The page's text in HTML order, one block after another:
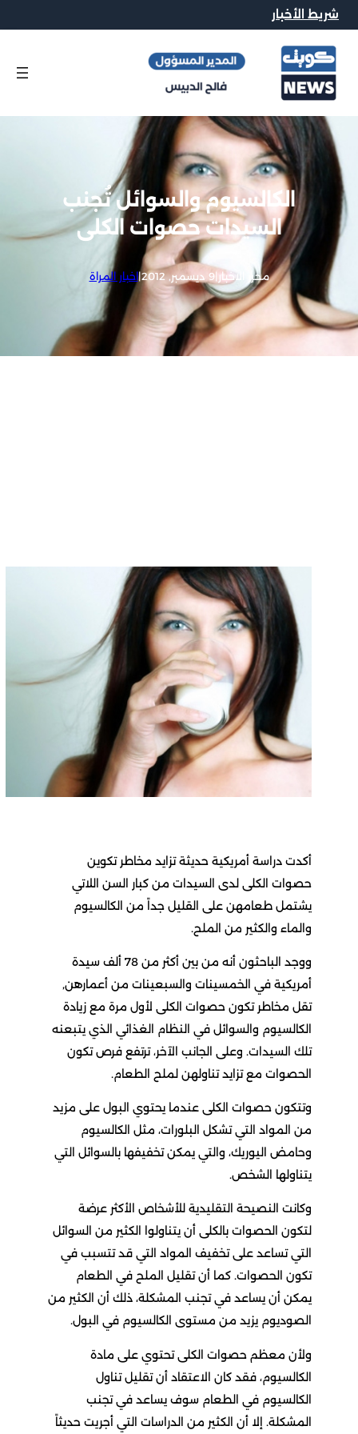
شريط الأخبار
الكالسيوم والسوائل تُجنب
السيدات حصوات الكلى
محرر الاخبار |9 ديسمبر, 2012 |اخبار المراة
أكدت دراسة أمريكية حديثة تزايد مخاطر تكوين
حصوات الكلى لدى السيدات من كبار السن اللاتي
يشتمل طعامهن على القليل جداً من الكالسيوم
والماء والكثير من الملح.
ووجد الباحثون أنه من بين أكثر من 78 ألف سيدة
أمريكية في الخمسينات والسبعينات من أعمارهن,
تقل مخاطر تكون حصوات الكلى لأول مرة مع زيادة
الكالسيوم والسوائل في النظام الغذائي الذي يتبعنه
تلك السيدات. وعلى الجانب الآخر، ترتفع فرص تكون
الحصوات مع تزايد تناولهن لملح الطعام.
وتتكون حصوات الكلى عندما يحتوي البول على مزيد
من المواد التي تشكل البلورات، مثل الكالسيوم
وحامض اليوريك، والتي يمكن تخفيفها بالسوائل التي
يتناولها الشخص.
وكانت النصيحة التقليدية للأشخاص الأكثر عرضة
لتكون الحصوات بالكلى أن يتناولوا الكثير من السوائل
التي تساعد على تخفيف المواد التي قد تتسبب في
تكون الحصوات. كما أن تقليل الملح في الطعام
يمكن أن يساعد في تجنب المشكلة، ذلك أن الكثير من
الصوديوم يزيد من مستوى الكالسيوم في البول.
ولأن معظم حصوات الكلى تحتوي على مادة
الكالسيوم، فقد كان الاعتقاد أن تقليل تناول
الكالسيوم في الطعام سوف يساعد في تجنب
المشكلة. إلا أن الكثير من الدراسات التي أجريت حديثاً